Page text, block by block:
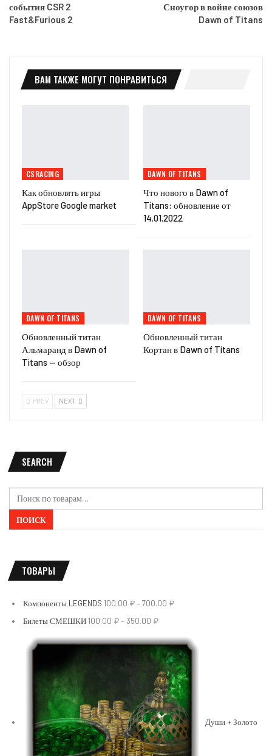
события CSR 2
Fast&Furious 2
Сноугор в войне союзов
Dawn of Titans
ВАМ ТАКЖЕ МОГУТ ПОНРАВИТЬСЯ
CSRACING
Как обновлять игры
AppStore Google market
DAWN OF TITANS
Что нового в Dawn of
Titans: обновление от
14.01.2022
DAWN OF TITANS
Обновленный титан
Альмаранд в Dawn of
Titans — обзор
DAWN OF TITANS
Обновленный титан
Кортан в Dawn of Titans
PREV NEXT
SEARCH
Искать:
ПОИСК
ТОВАРЫ
Компоненты LEGENDS 100.00 ₽–700.00 ₽
Билеты СМЕШКИ100.00 ₽– 350.00 ₽
Души + Золото